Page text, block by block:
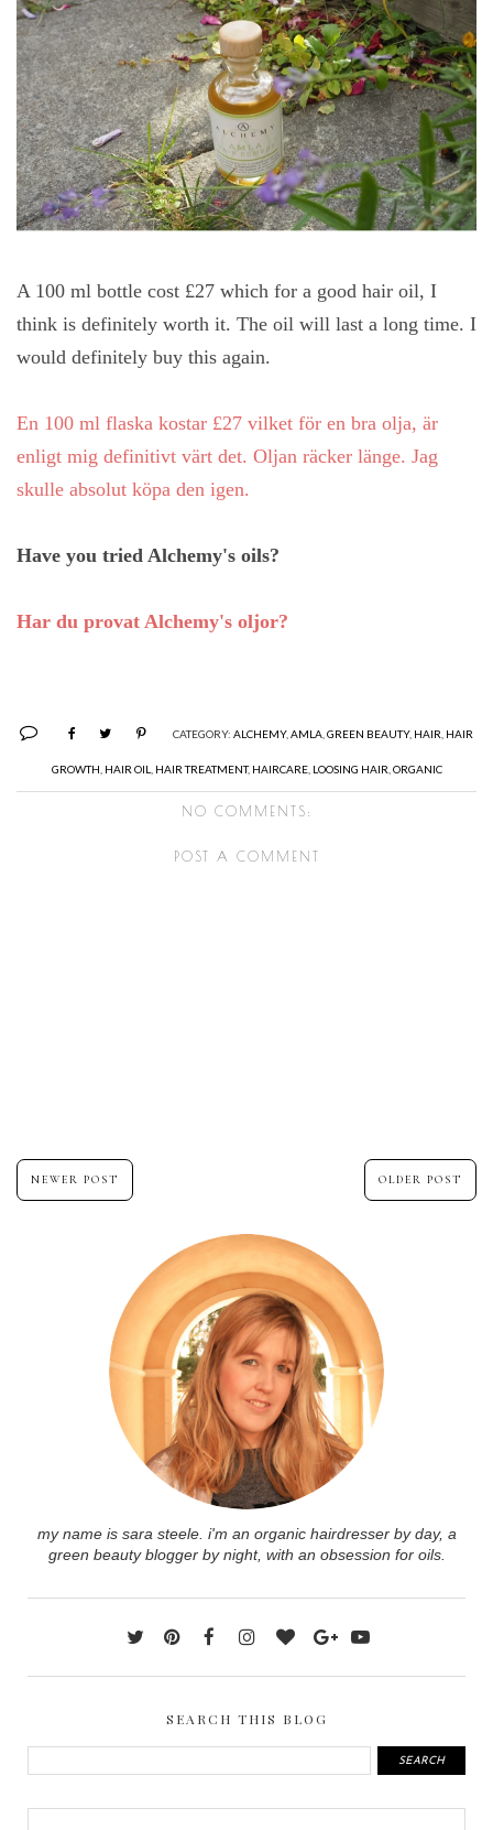
A 100 ml bottle cost £27 which for a good hair oil, I
think is definitely worth it. The oil will last a long time. I
would definitely buy this again.
En 100 ml flaska kostar £27 vilket för en bra olja, är
enligt mig definitivt värt det. Oljan räcker länge. Jag
skulle absolut köpa den igen.
Have you tried Alchemy's oils?
Har du provat Alchemy's oljor?
CATEGORY: ALCHEMY, AMLA GREEN BEAUTY, HAIR HAIR
GROWTH HAIR OIL HAIR TREATMENT, HAIRCARE, LOOSING HAIR ORGANIC
NO COMMENTS:
POST A COMMENT
NEWER POST OLDER POST
my name is sara steele. i'm an organic hairdresser by day, a
green beauty blogger by night, with an obsession for oils.
SEARCH THIS BLOG